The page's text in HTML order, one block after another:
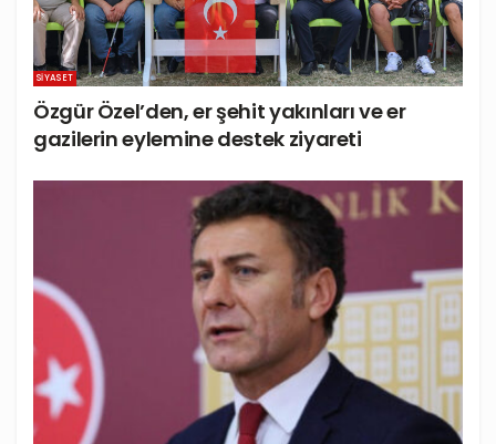
SIYASET
Özgür Özel’den, er şehit yakınları ve er
gazilerin eylemine destek ziyareti